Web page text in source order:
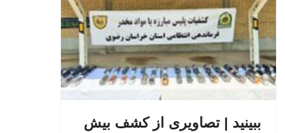
ببینید | تصاویری از کشف بیش